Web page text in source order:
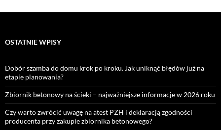
OSTATNIE WPISY
Dobór szamba do domu krok po kroku. Jak uniknąć błędów już na
etapie planowania?
Zbiornik betonowy na ścieki – najważniejsze informacje w 2026 roku
Czy warto zwrócić uwagę na atest PZH i deklaracją zgodności
producenta przy zakupie zbiornika betonowego?